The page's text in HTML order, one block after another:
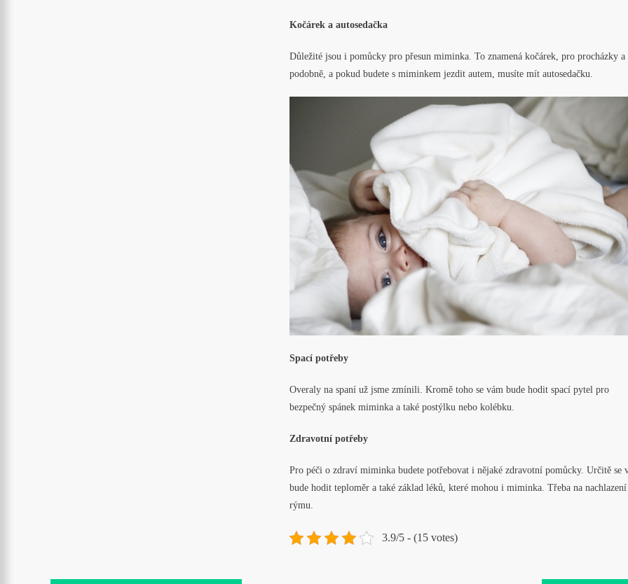
Kočárek a autosedačka
Důležité jsou i pomůcky pro přesun miminka. To znamená kočárek, pro procházky a
podobně, a pokud budete s miminkem jezdit autem, musíte mít autosedačku.
Spací potřeby
Overaly na spaní už jsme zmínili. Kromě toho se vám bude hodit spací pytel pro
bezpečný spánek miminka a také postýlku nebo kolébku.
Zdravotní potřeby
Pro péči o zdraví miminka budete potřebovat i nějaké zdravotní pomůcky. Určitě se
bude hodit teploměr a také základ léků, které mohou i miminka. Třeba na nachlazení
rýmu.
3.9/5 - (15 votes)